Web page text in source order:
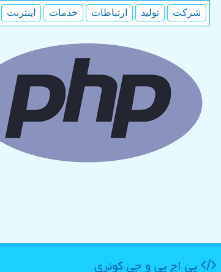
شركت تولید ارتباطات خدمات اینترنت
پی اچ پی و جی كوئری